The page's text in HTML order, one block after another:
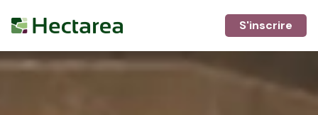
S'inscrire